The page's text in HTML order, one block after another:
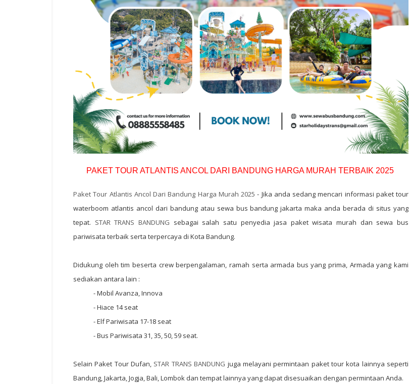
PAKET TOUR ATLANTIS ANCOL DARI BANDUNG HARGA MURAH TERBAIK 2025
Paket Tour Atlantis Ancol Dari Bandung Harga Murah 2025 - Jika anda sedang mencari informasi paket tour
waterboom atlantis ancol dari bandung atau sewa bus bandung jakarta maka anda berada di situs yang
tepat. STAR TRANS BANDUNG sebagai salah satu penyedia jasa paket wisata murah dan sewa bus
pariwisata terbaik serta terpercaya di Kota Bandung.
Didukung oleh tim beserta crew berpengalaman, ramah serta armada bus yang prima, Armada yang kami
sediakan antara lain :
- Mobil Avanza, Innova
- Hiace 14 seat
- Elf Pariwisata 17-18 seat
- Bus Pariwisata 31, 35, 50, 59 seat.
Selain Paket Tour Dufan, STAR TRANS BANDUNG juga melayani permintaan paket tour kota lainnya seperti
Bandung, Jakarta, Jogja, Bali, Lombok dan tempat lainnya yang dapat disesuaikan dengan permintaan Anda.